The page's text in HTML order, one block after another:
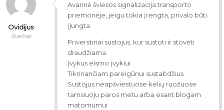
Ovidijus
Svečias
Avarinė šviesos signalizacija transporto
priemonėje, jeigu tokia įrengta, privalo būti
įjungta
Priverstinai sustojus, kur sustoti ir stovėti
draudžiama
Įvykus eismo įvykiui
Tikrinančiam pareigūnui sustabdžius
Sustojus neapšviestuose kelių ruožuose
tamsiuoju paros metu arba esant blogam
matomumui